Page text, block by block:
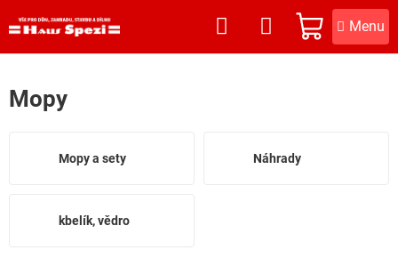
na
NÁKUPNÍ
KOŠÍK
Mopy
Mopy a sety Náhrady
kbelík, vědro